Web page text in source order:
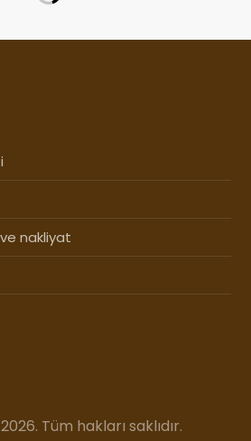
Nasıl
niçin zorlanırız? Niçin tam
bu sevimsiz durumun birçok
birincisi kendimizi fazla